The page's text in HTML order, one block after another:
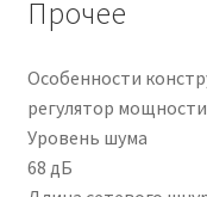
Прочее
Особенности
регулятор
Уровень шума
68 дБ